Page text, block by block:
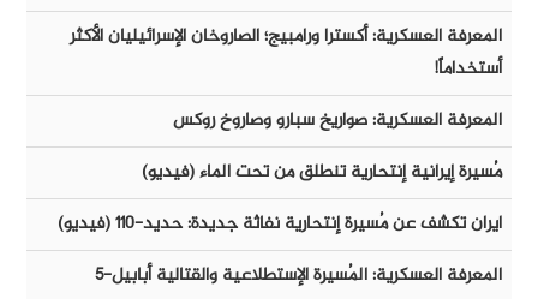
المعرفة العسكرية: أكسترا ورامبيج؛ الصاروخان الإسرائيليان الأكثر
أستخداماً!
المعرفة العسكرية: صواريخ سبارو وصاروخ روكس
مُسيرة إيرانية إنتحارية تنطلق من تحت الماء (فيديو)
ايران تكشف عن مُسيرة إنتحارية نفاثة جديدة: حديد-١١٠ (فيديو)
المعرفة العسكرية: المُسيرة الإستطلاعية والقتالية أبابيل-٥